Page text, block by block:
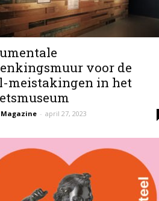
voor de
meistakingen in het
Magazine - april 27, 2023